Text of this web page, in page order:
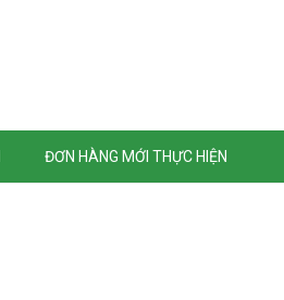
ĐƠN HÀNG MỚI THỰC HIỆN